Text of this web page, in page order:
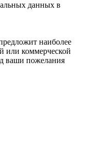
данных в
наиболее
или коммерческой
ваши пожелания